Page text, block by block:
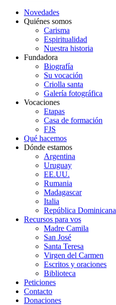
Novedades
Quiénes somos
Carisma
Espiritualidad
Nuestra historia
Fundadora
Biografía
Su vocación
Criolla santa
Galería fotográfica
Vocaciones
Etapas
Casa de formación
FJS
Qué hacemos
Dónde estamos
Argentina
Uruguay
EE.UU.
Rumania
Madagascar
Italia
República Dominicana
Recursos para vos
Madre Camila
San José
Santa Teresa
Virgen del Carmen
Escritos y oraciones
Biblioteca
Peticiones
Contacto
Donaciones